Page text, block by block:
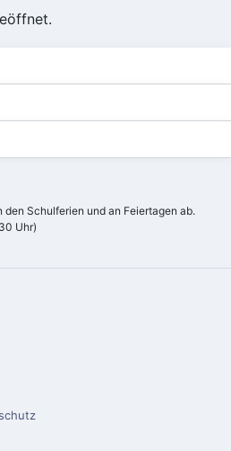
Schulferien und an Feiertagen ab.
Uhr)